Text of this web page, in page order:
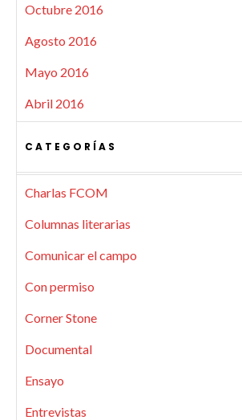
Octubre 2016
Agosto 2016
Mayo 2016
Abril 2016
CATEGORÍAS
Charlas FCOM
Columnas literarias
Comunicar el campo
Con permiso
Corner Stone
Documental
Ensayo
Entrevistas